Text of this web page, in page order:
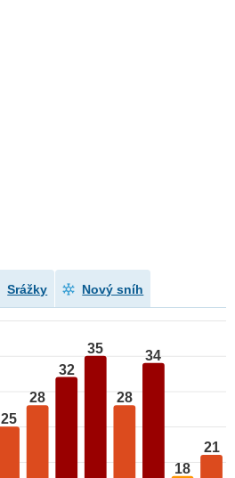
Srážky Nový sníh
25
28
32
35
28
34
18
21